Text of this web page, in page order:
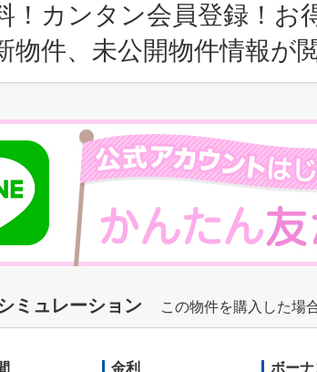
！カンタン会員登録！お
物件、未公開物件情報が
ミュレーション この物件を購入した場
金利 ボー